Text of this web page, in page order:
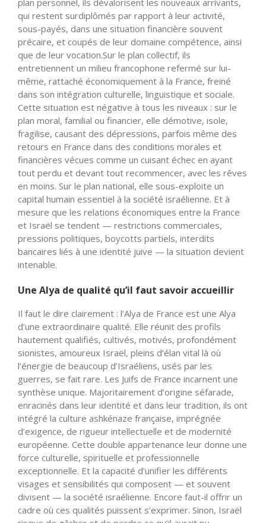
qui restent surdiplômés par rapport à leur activité,
sous-payés, dans une situation financière souvent
précaire, et coupés de leur domaine compétence, ainsi
que de leur vocation.Sur le plan collectif, ils
entretiennent un milieu francophone refermé sur lui-
même, rattaché économiquement à la France, freiné
dans son intégration culturelle, linguistique et sociale.
Cette situation est négative à tous les niveaux : sur le
plan moral, familial ou financier, elle démotive, isole,
fragilise, causant des dépressions, parfois même des
retours en France dans des conditions morales et
financières vécues comme un cuisant échec en ayant
tout perdu et devant tout recommencer, avec les rêves
en moins. Sur le plan national, elle sous-exploite un
capital humain essentiel à la société israélienne. Et à
mesure que les relations économiques entre la France
et Israël se tendent — restrictions commerciales,
pressions politiques, boycotts partiels, interdits
bancaires liés à une identité juive — la situation devient
intenable.
Une Alya de qualité qu’il faut savoir accueillir
Il faut le dire clairement : l’Alya de France est une Alya
d’une extraordinaire qualité. Elle réunit des profils
hautement qualifiés, cultivés, motivés, profondément
sionistes, amoureux Israël, pleins d’élan vital là où
l’énergie de beaucoup d’Israéliens, usés par les
guerres, se fait rare. Les Juifs de France incarnent une
synthèse unique. Majoritairement d’origine séfarade,
enracinés dans leur identité et dans leur tradition, ils ont
intégré la culture ashkénaze française, imprégnée
d’exigence, de rigueur intellectuelle et de modernité
européenne. Cette double appartenance leur donne une
force culturelle, spirituelle et professionnelle
exceptionnelle. Et la capacité d’unifier les différents
visages et sensibilités qui composent — et souvent
divisent — la société israélienne. Encore faut-il offrir un
cadre où ces qualités puissent s’exprimer. Sinon, Israël